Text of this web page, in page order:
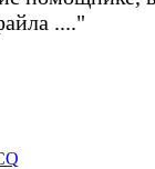
...."